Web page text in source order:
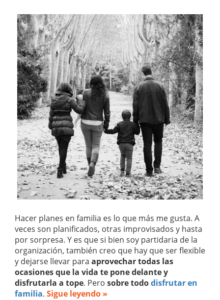
Hacer planes en familia es lo que más me gusta. A
veces son planificados, otras improvisados y hasta
por sorpresa. Y es que si bien soy partidaria de la
organización, también creo que hay que ser flexible
y dejarse llevar para aprovechar todas las
ocasiones que la vida te pone delante y
disfrutarla a tope. Pero sobre tododisfrutar en
familia. Sigue leyendo »